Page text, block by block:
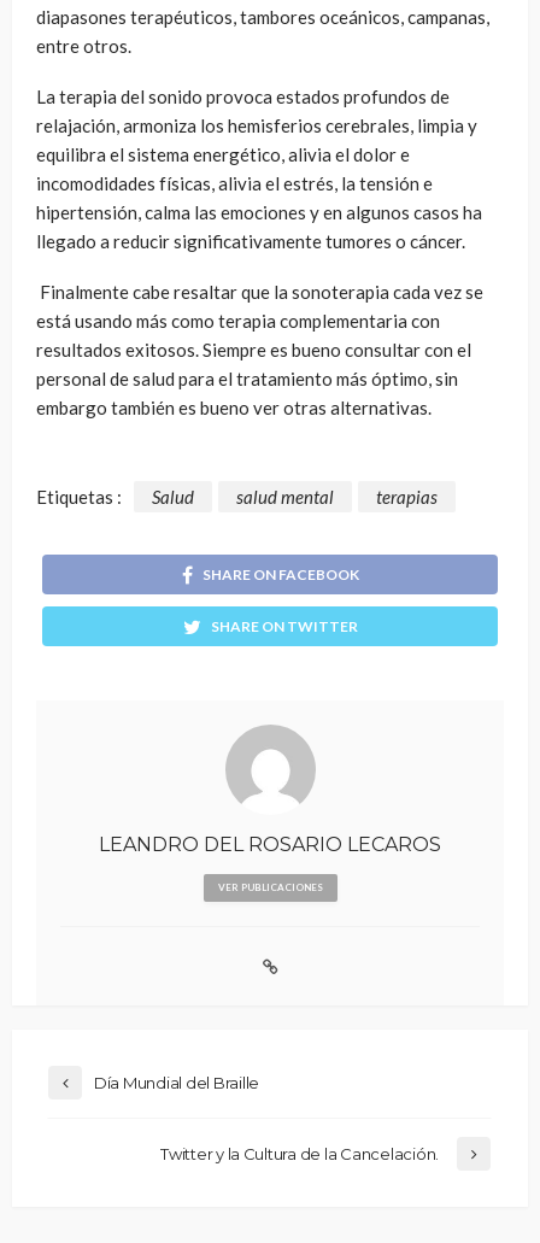
diapasones terapéuticos, tambores oceánicos, campanas,
entre otros.
La terapia del sonido provoca estados profundos de
relajación, armoniza los hemisferios cerebrales, limpia y
equilibra el sistema energético, alivia el dolor e
incomodidades físicas, alivia el estrés, la tensión e
hipertensión, calma las emociones y en algunos casos ha
llegado a reducir significativamente tumores o cáncer.
Finalmente cabe resaltar que la sonoterapia cada vez se
está usando más como terapia complementaria con
resultados exitosos. Siempre es bueno consultar con el
personal de salud para el tratamiento más óptimo, sin
embargo también es bueno ver otras alternativas.
Etiquetas : Salud salud mental terapias
SHARE ON FACEBOOK
SHARE ON TWITTER
LEANDRO DEL ROSARIO LECAROS
VER PUBLICACIONES
Día Mundial del Braille
Twitter y la Cultura de la Cancelación.